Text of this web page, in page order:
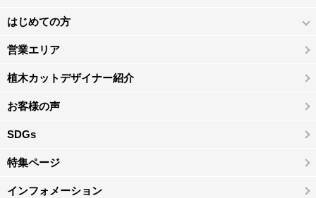
はじめての方
営業エリア
植木カットデザイナー紹介
お客様の声
SDGs
特集ページ
インフォメーション